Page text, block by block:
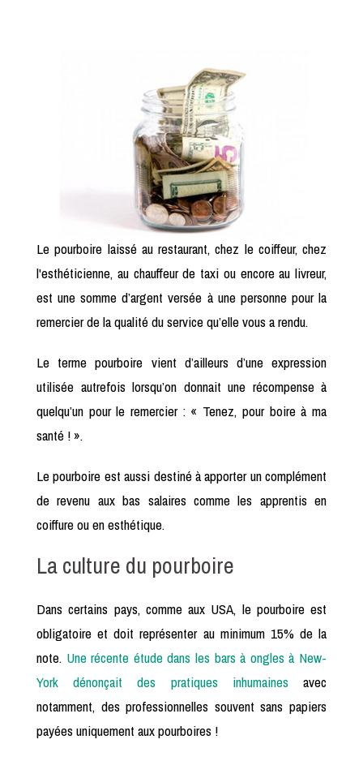
Le pourboire laissé au restaurant, chez le coiffeur, chez
l'esthéticienne, au chauffeur de taxi ou encore au livreur,
est une somme d’argent versée à une personne pour la
remercier de la qualité du service qu’elle vous a rendu.
Le terme pourboire vient d’ailleurs d’une expression
utilisée autrefois lorsqu’on donnait une récompense à
quelqu’un pour le remercier : « Tenez, pour boire à ma
santé ! ».
Le pourboire est aussi destiné à apporter un complément
de revenu aux bas salaires comme les apprentis en
coiffure ou en esthétique.
La culture du pourboire
Dans certains pays, comme aux USA, le pourboire est
obligatoire et doit représenter au minimum 15% de la
note. Une récente étude dans les bars à ongles à New-
York dénonçait des pratiques inhumainesavec
notamment, des professionnelles souvent sans papiers
payées uniquement aux pourboires !